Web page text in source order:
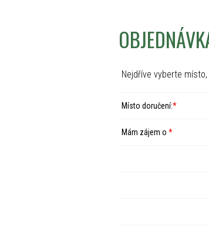
Nejdříve vyberte
Místo doručení:*
Mám zájem o *